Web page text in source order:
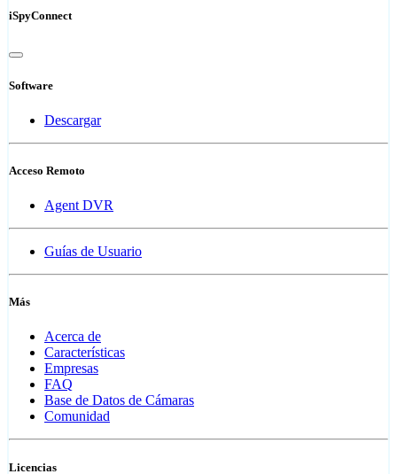
iSpyConnect
Software
Descargar
Acceso Remoto
Agent DVR
Guías de Usuario
Más
Acerca de
Características
Empresas
FAQ
Base de Datos de Cámaras
Comunidad
Licencias